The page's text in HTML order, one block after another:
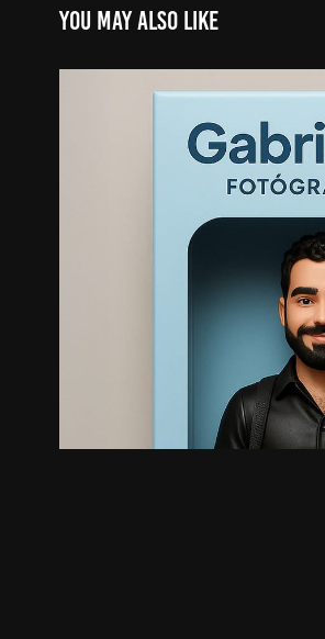
You may also like